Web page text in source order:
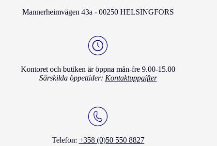
Mannerheimvägen 43a - 00250 HELSINGFORS
Kontoret och butiken är öppna mån-fre 9.00-15.00
Särskilda öppettider: Kontaktuppgifter
Telefon: +358 (0)50 550 8827